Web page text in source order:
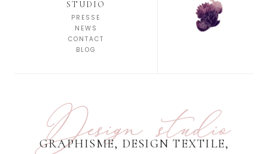
STUDIO
PRESSE
NEWS
CONTACT
BLOG
Design studio
GRAPHISME, DESIGN TEXTILE,